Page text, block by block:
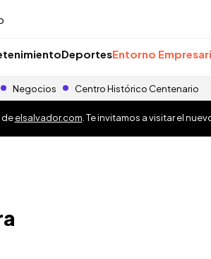
DeportesEntorno
Negocios Centro Histórico Centenario
deelsalvador.com . Te invitamos a visitar el